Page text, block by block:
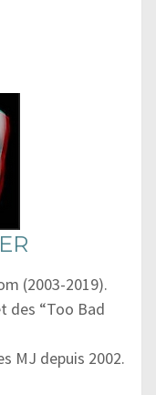
(2003-2019).
des “Too Bad
MJ depuis 2002.